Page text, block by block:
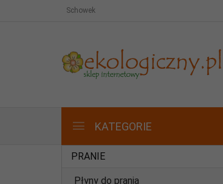
Schowek
KATEGORIE
PRANIE
Płyny do prania